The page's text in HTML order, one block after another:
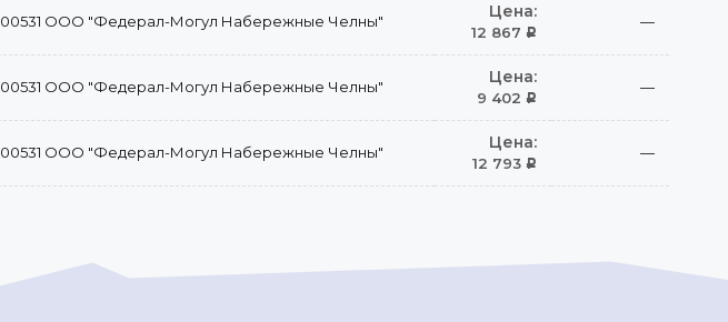
00531 ООО "Федерал-Могул Набережные Челны" Цена:
12 867 Р
—
00531 ООО "Федерал-Могул Набережные Челны" Цена:
9 402 Р
—
00531 ООО "Федерал-Могул Набережные Челны" Цена:
12 793 Р
—